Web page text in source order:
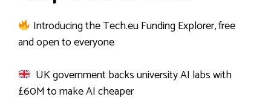
Introducing the Tech.eu Funding Explorer, free
and open to everyone
UK government backs university AI labs with
£60M to make AI cheaper